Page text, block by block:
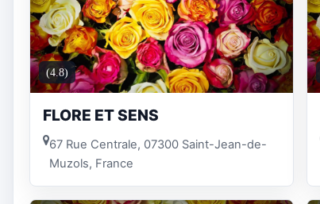
(4.8)
FLORE ET SENS
67 Rue Centrale, 07300 Saint-Jean-de-
Muzols, France